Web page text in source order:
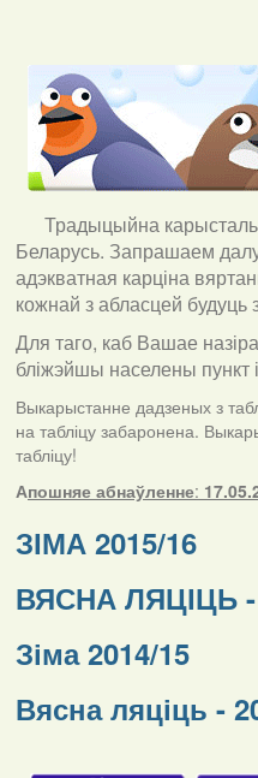
Традыцыйна
Беларусь. Запрашаем
адэкватная карціна
кожнай з абласцей будуць
Для таго, каб Вашае
бліжэйшы населены пункт
Выкарыстанне дадзеных з
на табліцу забаронена.
табліцу!
Апошняе абнаўленне:
ЗІМА 2015/16
ВЯСНА ЛЯЦІЦЬ -
Зіма 2014/15
Вясна ляціць -